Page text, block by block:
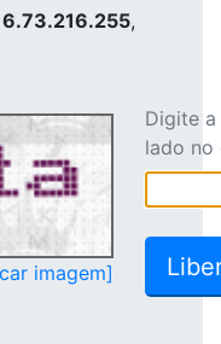
,
imagem]
Digite
lado no